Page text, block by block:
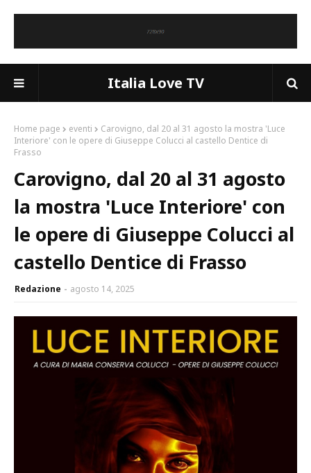
Italia Love TV
Home page eventi
Carovigno, dal 20 al 31 agosto la mostra 'Luce
Interiore' con le opere di Giuseppe Colucci al castello Dentice di
Frasso
Carovigno, dal 20 al 31 agosto
la mostra 'Luce Interiore' con
le opere di Giuseppe Colucci al
castello Dentice di Frasso
Redazione agosto 14, 2025